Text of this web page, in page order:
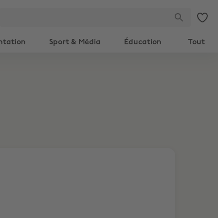
Sport & Média Éducation Tout